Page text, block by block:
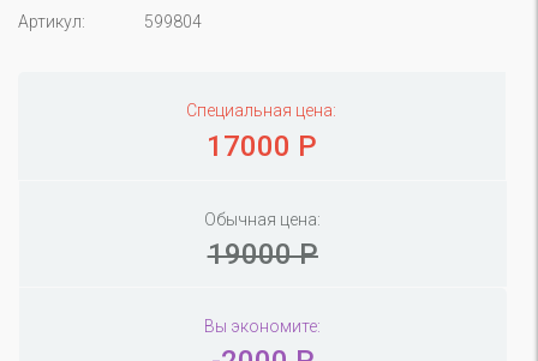
Артикул: 599804
Специальная цена:
17000 Р
Обычная цена:
19000 Р
Вы экономите: